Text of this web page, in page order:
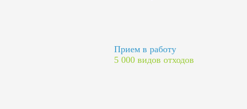
Прием в работу
5 000 видов отходов